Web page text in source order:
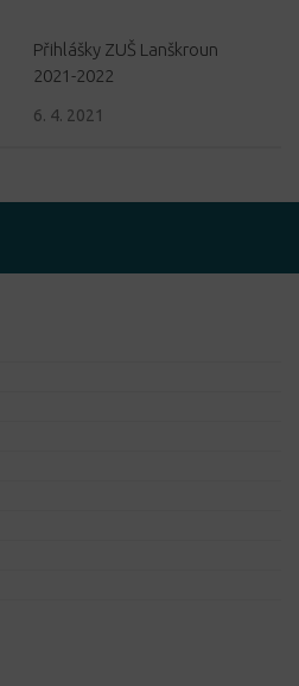
Přihlášky ZUŠ Lanškroun
2021-2022
6. 4. 2021